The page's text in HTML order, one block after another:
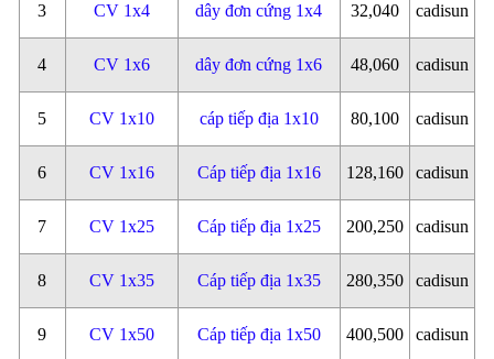
3 CV 1x4 dây đơn cứng 1x4 32,040 cadisun
4 CV 1x6 dây đơn cứng 1x6 48,060 cadisun
5 CV 1x10 cáp tiếp địa 1x10 80,100 cadisun
6 CV 1x16 Cáp tiếp địa 1x16 128,160 cadisun
7 CV 1x25 Cáp tiếp địa 1x25 200,250 cadisun
8 CV 1x35 Cáp tiếp địa 1x35 280,350 cadisun
9 CV 1x50 Cáp tiếp địa 1x50 400,500 cadisun